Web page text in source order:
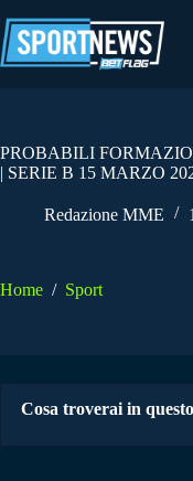
al
contenuto
PROBABILI
| SERIE B 15 MARZO
Redazione MME
Home / Sport
Cosa troverai in